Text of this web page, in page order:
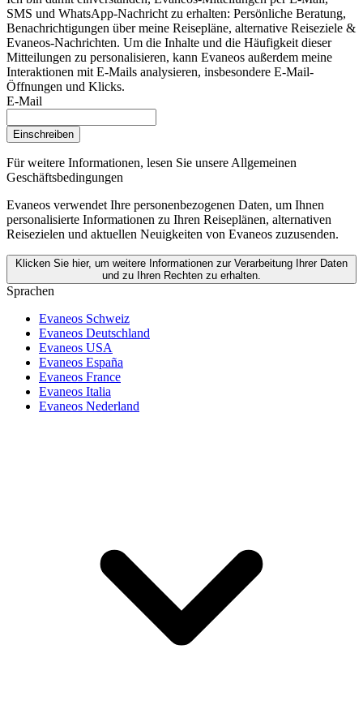
SMS und WhatsApp-Nachricht zu erhalten: Persönliche Beratung,
Benachrichtigungen über meine Reisepläne, alternative Reiseziele &
Evaneos-Nachrichten. Um die Inhalte und die Häufigkeit dieser
Mitteilungen zu personalisieren, kann Evaneos außerdem meine
Interaktionen mit E-Mails analysieren, insbesondere E-Mail-
Öffnungen und Klicks.
E-Mail
Einschreiben
Für weitere Informationen, lesen Sie unsere Allgemeinen
Geschäftsbedingungen
Evaneos verwendet Ihre personenbezogenen Daten, um Ihnen
personalisierte Informationen zu Ihren Reiseplänen, alternativen
Reisezielen und aktuellen Neuigkeiten von Evaneos zuzusenden.
Klicken Sie hier, um weitere Informationen zur Verarbeitung Ihrer Daten
und zu Ihren Rechten zu erhalten.
Sprachen
Evaneos Schweiz
Evaneos Deutschland
Evaneos USA
Evaneos España
Evaneos France
Evaneos Italia
Evaneos Nederland